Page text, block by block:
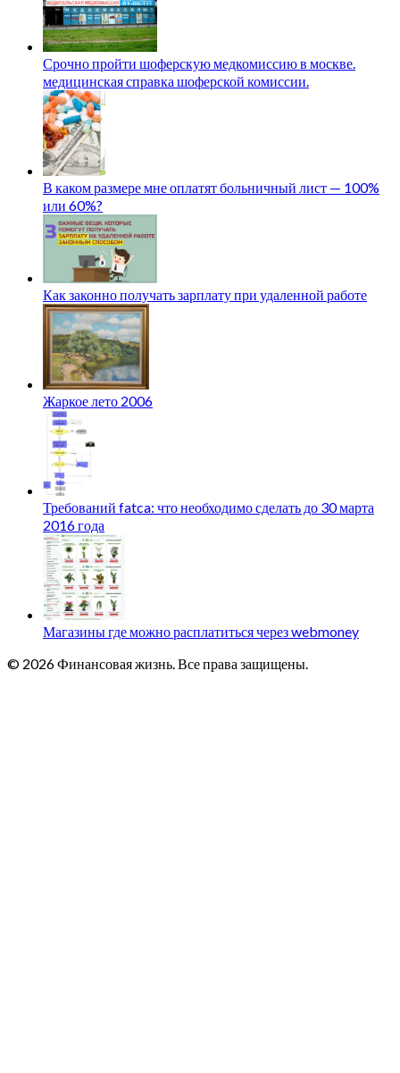
Срочно пройти шоферскую медкомиссию в москве.
медицинская справка шоферской комиссии.
В каком размере мне оплатят больничный лист — 100%
или 60%?
Как законно получать зарплату при удаленной работе
Жаркое лето 2006
Требований fatca: что необходимо сделать до 30 марта
2016 года
Магазины где можно расплатиться через webmoney
© 2026 Финансовая жизнь. Все права защищены.